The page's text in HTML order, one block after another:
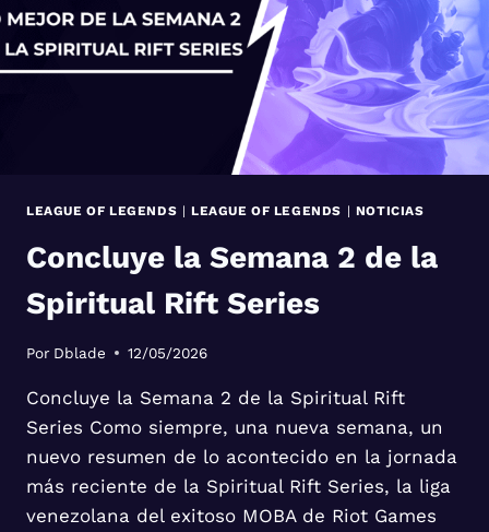
LEAGUE OF LEGENDS | LEAGUE OF LEGENDS | NOTICIAS
Concluye la Semana 2 de la
Spiritual Rift Series
Por Dblade 12/05/2026
Concluye la Semana 2 de la Spiritual Rift
Series Como siempre, una nueva semana, un
nuevo resumen de lo acontecido en la jornada
más reciente de la Spiritual Rift Series, la liga
venezolana del exitoso MOBA de Riot Games